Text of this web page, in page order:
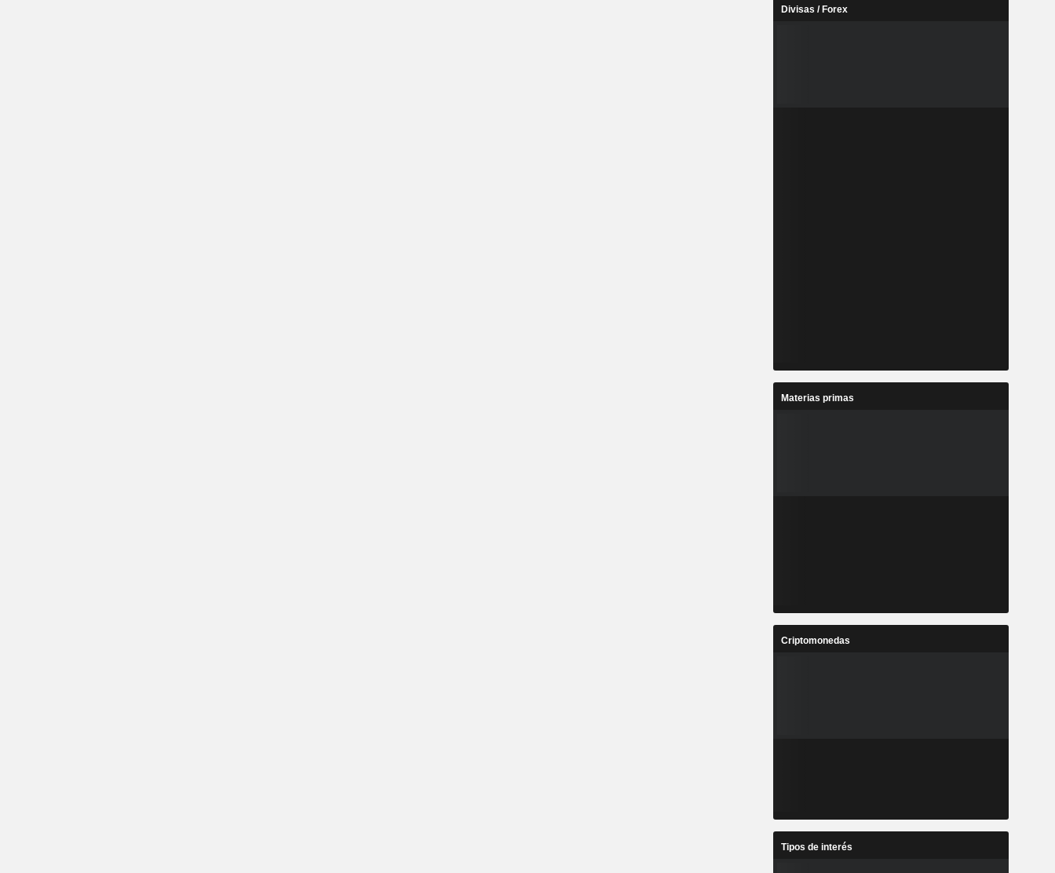
Divisas / Forex
Materias primas
Criptomonedas
Tipos de interés